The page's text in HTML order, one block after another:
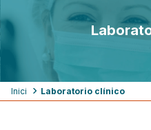
Ruta
Inici Laboratorio clínico